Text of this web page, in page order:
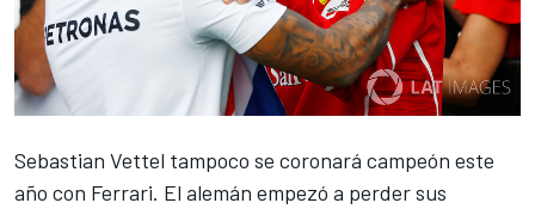
Sebastian Vettel tampoco se coronará campeón este
año con Ferrari. El alemán empezó a perder sus